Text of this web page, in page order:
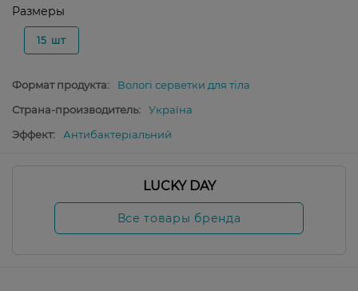
Размеры
15 шт
Формат продукта:
Вологі серветки для тіла
Страна-производитель:
Україна
Эффект:
Антибактеріальний
LUCKY DAY
Все товары бренда